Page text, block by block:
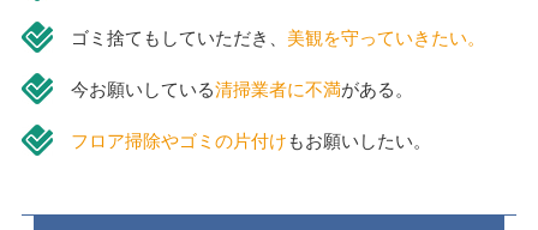
ゴミ捨てもしていただき、 美観を守っていきたい。
今お願いしている清掃業者に不満がある。
フロア掃除やゴミの片付け もお願いしたい。